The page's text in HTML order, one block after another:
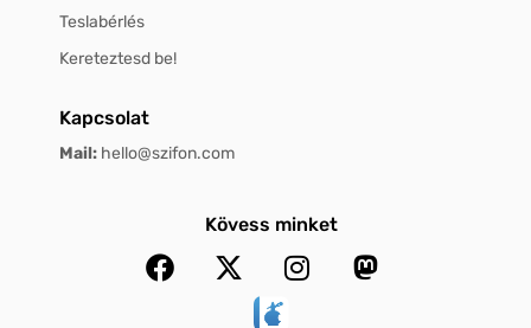
Teslabérlés
Kereteztesd be!
Kapcsolat
Mail: hello@szifon.com
Kövess minket